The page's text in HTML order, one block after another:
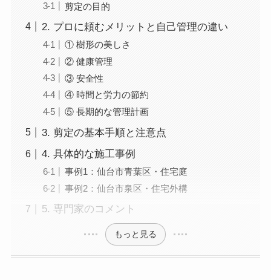
剪定の目的
2. プロに頼むメリットと自己管理の違い
① 樹形の美しさ
② 健康管理
③ 安全性
④ 時間と労力の節約
⑤ 長期的な管理計画
3. 剪定の基本手順と注意点
4. 具体的な施工事例
事例1：仙台市青葉区・住宅庭
事例2：仙台市泉区・住宅外構
5. 専門家のコメント
もっと見る